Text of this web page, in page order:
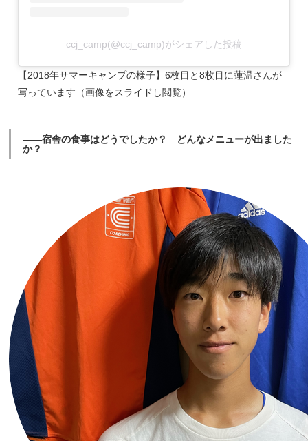
ccj_camp(@ccj_camp)がシェアした投稿
【2018年サマーキャンプの様子】6枚目と8枚目に蓮温さんが
写っています（画像をスライドし閲覧）
――宿舎の食事はどうでしたか？ どんなメニューが出ました
か？